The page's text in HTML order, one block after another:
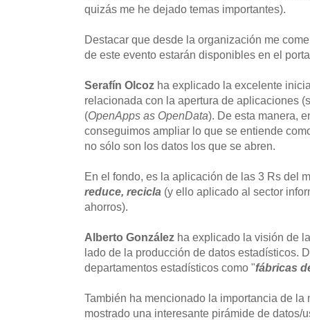
quizás me he dejado temas importantes).
Destacar que desde la organización me
de este evento estarán disponibles en el
Serafín Olcoz ha explicado la excelente
relacionada con la apertura de aplicaciones
(OpenApps as OpenData). De esta manera,
conseguimos ampliar lo que se entiende
no sólo son los datos los que se abren.
En el fondo, es la aplicación de las 3 Rs del
reduce, recicla (y ello aplicado al sector
ahorros).
Alberto González ha explicado la visión de
lado de la producción de datos estadísticos.
departamentos estadísticos como "fábricas
También ha mencionado la importancia de la
mostrado una interesante pirámide de datos/